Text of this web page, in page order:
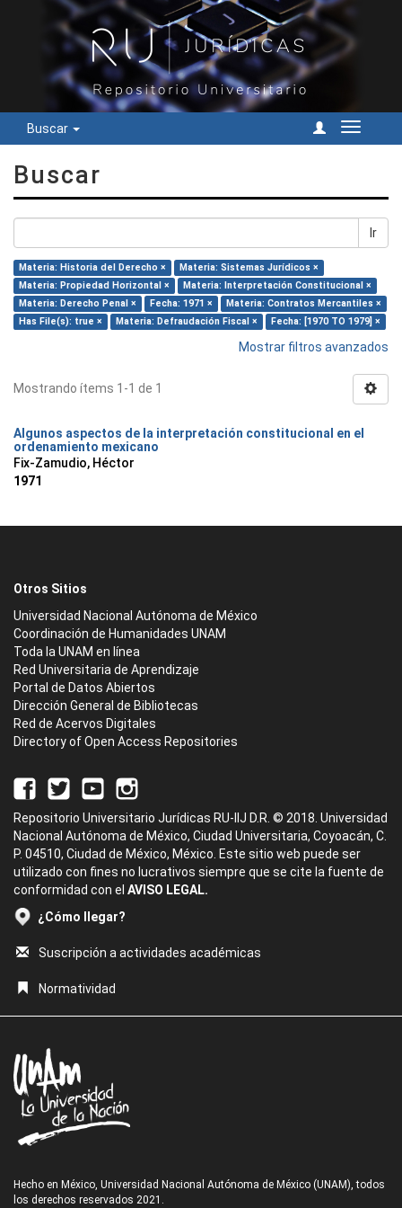
Buscar
Cambiar
Buscar
Ir
Materia: Historia del Derecho ×
Materia: Sistemas Jurídicos ×
Materia: Propiedad Horizontal ×
Materia: Interpretación Constitucional ×
Materia: Derecho Penal ×
Fecha: 1971 ×
Materia: Contratos Mercantiles ×
Has File(s): true ×
Materia: Defraudación Fiscal × Fecha: [1970 TO 1979] ×
Mostrar filtros avanzados
Mostrando ítems 1-1 de 1
Algunos aspectos de la interpretación constitucional en el
ordenamiento mexicano
Fix-Zamudio, Héctor
1971
Otros Sitios
Universidad Nacional Autónoma de México
Coordinación de Humanidades UNAM
Toda la UNAM en línea
Red Universitaria de Aprendizaje
Portal de Datos Abiertos
Dirección General de Bibliotecas
Red de Acervos Digitales
Directory of Open Access Repositories
Repositorio Universitario Jurídicas RU-IIJ D.R. © 2018. Universidad
Nacional Autónoma de México, Ciudad Universitaria, Coyoacán, C.
P. 04510, Ciudad de México, México. Este sitio web puede ser
utilizado con fines no lucrativos siempre que se cite la fuente de
conformidad con el AVISO LEGAL.
¿Cómo llegar?
Suscripción a actividades académicas
Normatividad
Hecho en México, Universidad Nacional Autónoma de México (UNAM), todos
los derechos reservados 2021.